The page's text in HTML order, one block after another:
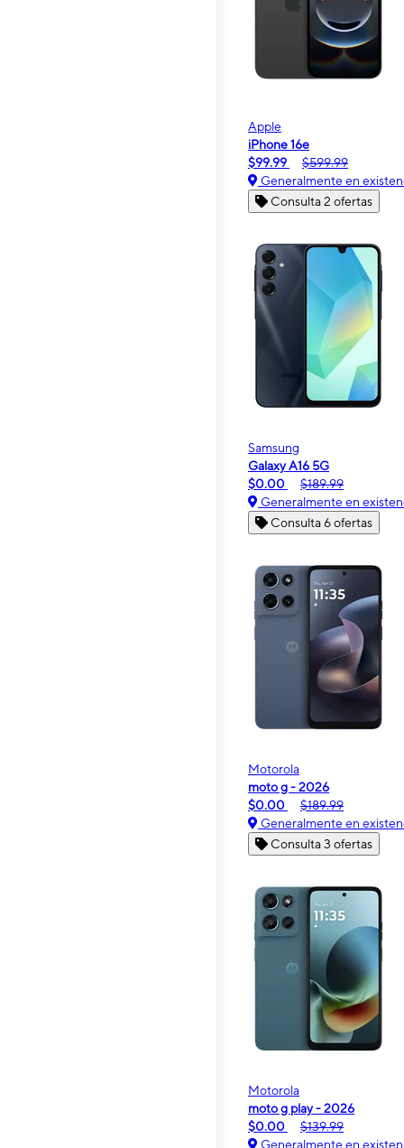
Apple
iPhone 16e
$99.99
$599.99
Generalmente en
Consulta 2 ofertas
Samsung
Galaxy A16 5G
$0.00
$189.99
Generalmente en
Consulta 6 ofertas
Motorola
moto g - 2026
$0.00
$189.99
Generalmente en
Consulta 3 ofertas
Motorola
moto g play - 2026
$0.00
$139.99
Generalmente en